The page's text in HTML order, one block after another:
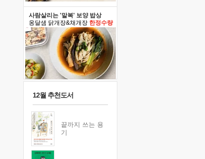
사람살리는 '말복' 보양 밥상
옹달샘 닭개장&채개장 한정수량
12월 추천도서
끝까지 쓰는 용
기